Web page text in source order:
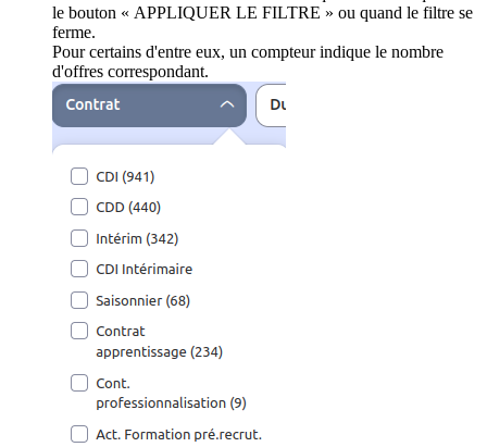
le bouton « APPLIQUER LE FILTRE » ou quand le filtre se
ferme.
Pour certains d'entre eux, un compteur indique le nombre
d'offres correspondant.